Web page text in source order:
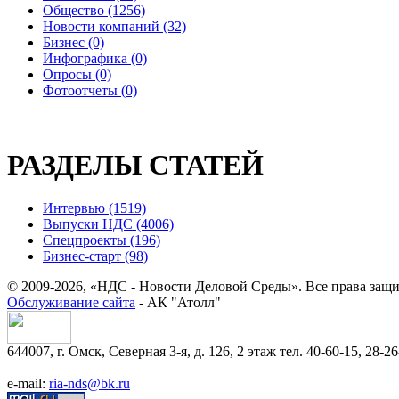
Общество (1256)
Новости компаний (32)
Бизнес (0)
Инфографика (0)
Опросы (0)
Фотоотчеты (0)
РАЗДЕЛЫ СТАТЕЙ
Интервью (1519)
Выпуски НДС (4006)
Спецпроекты (196)
Бизнес-старт (98)
© 2009-2026, «НДС - Новости Деловой Среды». Все права
Обслуживание сайта - АК "Атолл"
644007, г. Омск, Северная 3-я, д. 126, 2 этаж тел. 40-60-15, 28-
e-mail: ria-nds@bk.ru